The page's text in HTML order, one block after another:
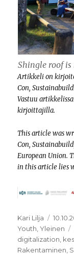
Shingle roof is
Artikkeli on
Con,
Vastuu
kirjoittajilla.
This article was
Con,
European Union.
in this article lies
Kirjoittaja
Kari Lilja
Youth,Yleinen
digitalization,
Rakentaminen,